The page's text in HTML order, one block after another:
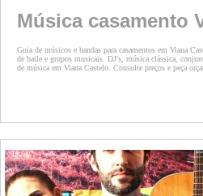
Música casamento
Guia de músicos e bandas para casamentos em Viana
de baile e grupos musicais. DJ's, música clássica,
de música em Viana Castelo. Consulte preços e peça